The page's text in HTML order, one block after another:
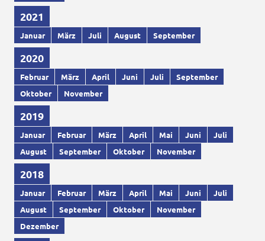
2021
Januar März Juli August September
2020
Februar März April Juni Juli
September
Oktober
November
2019
Januar Februar März April Mai Juni
Juli
August
September Oktober November
2018
Januar Februar März April Mai Juni
Juli
August
September Oktober
November
Dezember